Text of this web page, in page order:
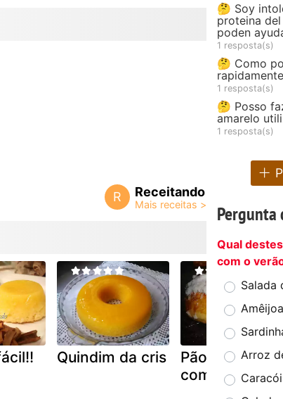
R Receitando
Quindim da cris
Pão de
com coco
🤔 Soy
proteina
poden
1 resposta(s)
🤔 Como
1 resposta(s)
🤔 Posso
amarelo
1 resposta(s)
Pergunta
Qual
com o
Salada
Arroz